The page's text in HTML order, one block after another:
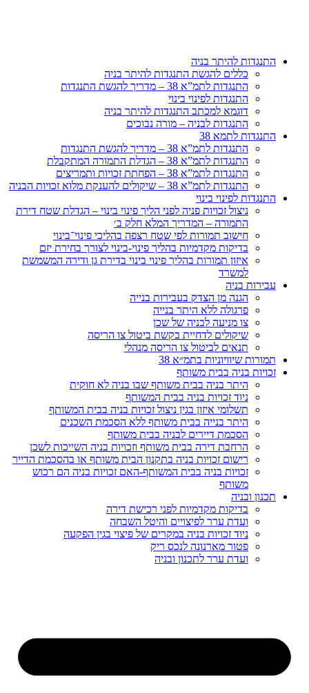
התנגדות להיתר בניה
כללים להגשת התנגדות להיתר בניה
התנגדות לתמ”א 38 – מדריך להגשת התנגדות
התנגדות לפינוי בינוי
דוגמא למכתב התנגדות להיתר בניה
התנגדות לבניה – מורה נבוכים
התנגדות לתמא 38
התנגדות לתמ”א 38 – מדריך להגשת התנגדות
התנגדות לתמ”א 38 – הגדלת התמורה המתקבלת
התנגדות לתמ”א 38 – הפחתת זכויות ותמריצים
התנגדות לתמ”א 38 – שיקולים להענקת מלוא זכויות הבניה
התנגדות לפינוי בינוי
ניצול זכויות פניה לפני הליך פינוי בינוי – הגדלת שטח דירת
התמורה – המדריך המלא חלק ב׳
חישוב תמורות לפי שטח רצפה בהליכי פינוי־בינוי
בדיקות מקדמיות בהליך פינוי-בינוי לצורך בחירת יזם
איזון תמורות בהליך פינוי בינוי בדירת גן ודירה המשמשת
למשרד
עבירות בניה
הגנה מן הצדק בעבירות בנייה
פרגולה ללא היתר בנייה
צו מניעה לבניה של שכן
שיקולים לדחיית בקשת ביטול צו הריסה
תנאים לביטול צו הריסה מנהלי
תמורות שיוויוניות בתמ״א 38
זכויות בניה בבית משותף
היתר בניה בבית משותף שבו בניה לא חוקית
ניוד זכויות בניה בבית המשותף
תשלומי איזון בגין ניצול זכויות בניה בבית המשותף
היתר בנייה בבית משותף ללא הסכמת השכנים
הסכמת דיירים לבניה בבית משותף
הרחבת דירה בבית משותף וזכויות בניה השייכות לשכן
רישום זכויות בניה בתקנון הבית משותף או בהסכמת הדייר
זכויות בניה בבית המשותף-האם זכויות בניה הם רכוש
משותף
תכנון ובניה
בדיקות מקדמיות לפני רכישת דירה
ועדת ערר לפיצויים והיטל השבחה
ניוד זכויות בניה במקרים של פיצוי בגין הפקעה
פטור מארנונה לנכס ריק
ועדת ערר לתכנון ובניה